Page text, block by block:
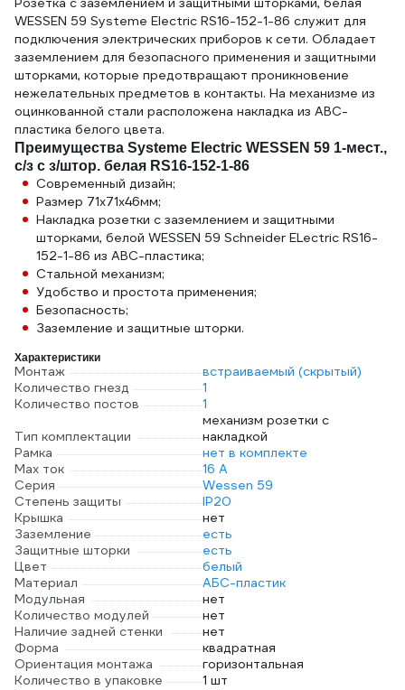
WESSEN 59 Systeme Electric RS16-152-1-86 служит для
подключения электрических приборов к сети. Обладает
заземлением для безопасного применения и защитными
шторками, которые предотвращают проникновение
нежелательных предметов в контакты. На механизме из
оцинкованной стали расположена накладка из АВС-
пластика белого цвета.
Преимущества Systeme Electric WESSEN 59 1-мест.,
с/з с з/штор. белая RS16-152-1-86
Современный дизайн;
Размер 71х71х46мм;
Накладка розетки с заземлением и защитными
шторками, белой WESSEN 59 Schneider ELectric RS16-
152-1-86 из АВС-пластика;
Стальной механизм;
Удобство и простота применения;
Безопасность;
Заземление и защитные шторки.
Характеристики
Монтаж
встраиваемый (скрытый)
Количество гнезд
1
Количество постов
1
Тип комплектации
механизм розетки с
накладкой
Рамка
нет в комплекте
Max ток
16 А
Серия
Wessen 59
Степень защиты
IP20
Крышка
нет
Заземление
есть
Защитные шторки
есть
Цвет
белый
Материал
АБС-пластик
Модульная
нет
Количество модулей
нет
Наличие задней стенки
нет
Форма
квадратная
Ориентация монтажа
горизонтальная
Количество в упаковке
1 шт